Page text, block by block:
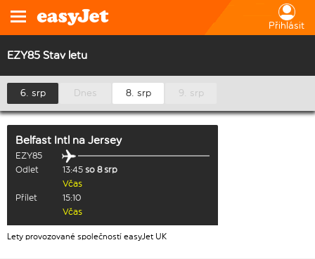
Přihlásit
EZY85 Stav letu
6. srp Dnes 8. srp 9. srp
Belfast Intl na Jersey
EZY85
Odlet
13:45 so 8 srp
Včas
Přílet
15:10
Včas
Lety provozované společností easyJet UK